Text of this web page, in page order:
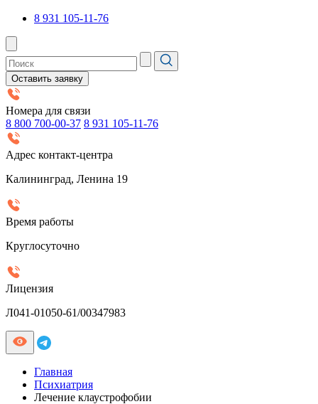
8 931 105-11-76
Оставить заявку
Номера для связи
8 800 700-00-37 8 931 105-11-76
Адрес контакт-центра
Калининград, Ленина 19
Время работы
Круглосуточно
Лицензия
Л041-01050-61/00347983
Главная
Психиатрия
Лечение клаустрофобии